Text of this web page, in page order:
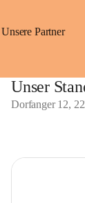
Unsere Partner
Unser
Dorfanger 12,